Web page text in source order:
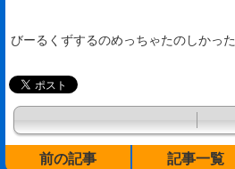
びーるくずするのめっちゃたのしかった
前の記事 記事一覧